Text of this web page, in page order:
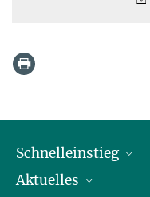
Schnelleinstieg
Personen
Aktuelles